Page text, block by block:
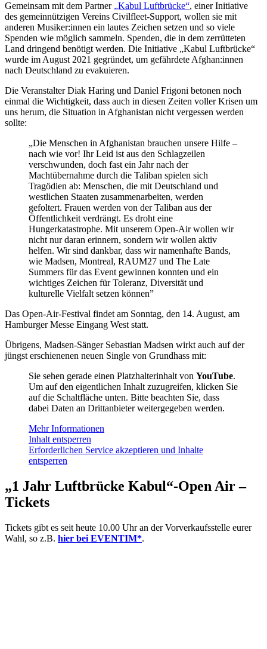
Gemeinsam mit dem Partner „Kabul Luftbrücke“, einer Initiative
des gemeinnützigen Vereins Civilfleet-Support, wollen sie mit
anderen Musiker:innen ein lautes Zeichen setzen und so viele
Spenden wie möglich sammeln. Spenden, die in dem zerrütteten
Land dringend benötigt werden. Die Initiative „Kabul Luftbrücke“
wurde im August 2021 gegründet, um gefährdete Afghan:innen
nach Deutschland zu evakuieren.
Die Veranstalter Diak Haring und Daniel Frigoni betonen noch
einmal die Wichtigkeit, dass auch in diesen Zeiten voller Krisen um
uns herum, die Situation in Afghanistan nicht vergessen werden
sollte:
„Die Menschen in Afghanistan brauchen unsere Hilfe –
nach wie vor! Ihr Leid ist aus den Schlagzeilen
verschwunden, doch fast ein Jahr nach der
Machtübernahme durch die Taliban spielen sich
Tragödien ab: Menschen, die mit Deutschland und
westlichen Staaten zusammenarbeiten, werden
gefoltert. Frauen werden von der Taliban aus der
Öffentlichkeit verdrängt. Es droht eine
Hungerkatastrophe. Mit unserem Open-Air wollen wir
nicht nur daran erinnern, sondern wir wollen aktiv
helfen. Wir sind dankbar, dass wir namenhafte Bands,
wie Madsen, Montreal, RAUM27 und The Late
Summers für das Event gewinnen konnten und ein
wichtiges Zeichen für Toleranz, Diversität und
kulturelle Vielfalt setzen können”
Das Open-Air-Festival findet am Sonntag, den 14. August, am
Hamburger Messe Eingang West statt.
Übrigens, Madsen-Sänger Sebastian Madsen wirkt auch auf der
jüngst erschienenen neuen Single von Grundhass mit:
Sie sehen gerade einen Platzhalterinhalt von YouTube.
Um auf den eigentlichen Inhalt zuzugreifen, klicken Sie
auf die Schaltfläche unten. Bitte beachten Sie, dass
dabei Daten an Drittanbieter weitergegeben werden.
Mehr Informationen
Inhalt entsperren
Erforderlichen Service akzeptieren und Inhalte
entsperren
„1 Jahr Luftbrücke Kabul“-Open Air –
Tickets
Tickets gibt es seit heute 10.00 Uhr an der Vorverkaufsstelle eurer
Wahl, so z.B. hier bei EVENTIM*.